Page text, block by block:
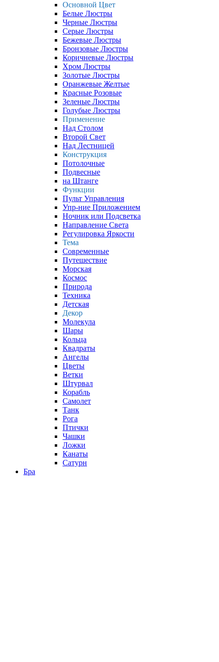
Основной Цвет
Белые Люстры
Черные Люстры
Серые Люстры
Бежевые Люстры
Бронзовые Люстры
Коричневые Люстры
Хром Люстры
Золотые Люстры
Оранжевые Желтые
Красные Розовые
Зеленые Люстры
Голубые Люстры
Применение
Над Столом
Второй Свет
Над Лестницей
Конструкция
Потолочные
Подвесные
на Штанге
Функции
Пульт Управления
Упр-ние Приложением
Ночник или Подсветка
Направление Света
Регулировка Яркости
Тема
Современные
Путешествие
Морская
Космос
Природа
Техника
Детская
Декор
Молекула
Шары
Кольца
Квадраты
Ангелы
Цветы
Ветки
Штурвал
Корабль
Самолет
Танк
Рога
Птички
Чашки
Ложки
Канаты
Сатурн
Бра